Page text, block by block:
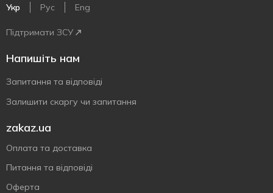
Укр Рус Eng
Підтримати ЗСУ
Напишіть нам
Запитання та відповіді
Залишити скаргу чи запитання
zakaz.ua
Оплата та доставка
Питання та відповіді
Оферта